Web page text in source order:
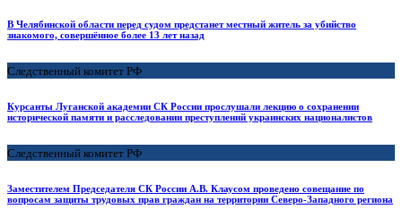
В Челябинской области перед судом предстанет местный житель за убийство
знакомого, совершённое более 13 лет назад
Следственный комитет РФ
Курсанты Луганской академии СК России прослушали лекцию о сохранении
исторической памяти и расследовании преступлений украинских националистов
Следственный комитет РФ
Заместителем Председателя СК России А.В. Клаусом проведено совещание по
вопросам защиты трудовых прав граждан на территории Северо-Западного региона